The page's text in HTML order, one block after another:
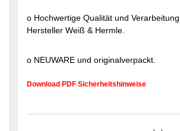
o Hochwertige Qualität und
Hersteller Weiß & Hermle.
o NEUWARE und originalverpackt.
Download PDF Sicherheitshinweise